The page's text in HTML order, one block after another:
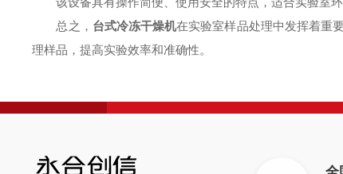
总之， 台式冷冻干燥机在实验室样品处理中发挥着重
理样品，提高实验效率和准确性。